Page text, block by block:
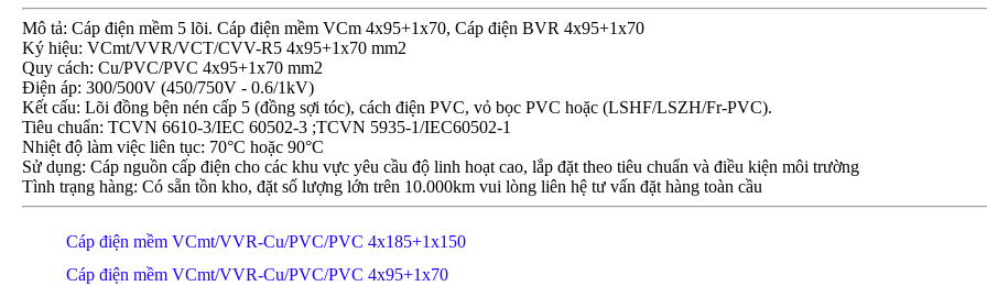
Mô tả: Cáp điện mềm 5 lõi. Cáp điện mềm VCm 4x95+1x70, Cáp điện BVR 4x95+1x70
Ký hiệu: VCmt/VVR/VCT/CVV-R5 4x95+1x70 mm2
Quy cách: Cu/PVC/PVC 4x95+1x70 mm2
Điện áp: 300/500V (450/750V - 0.6/1kV)
Kết cấu: Lõi đồng bện nén cấp 5 (đồng sợi tóc), cách điện PVC, vỏ bọc PVC hoặc (LSHF/LSZH/Fr-PVC).
Tiêu chuẩn: TCVN 6610-3/IEC 60502-3 ;TCVN 5935-1/IEC60502-1
Nhiệt độ làm việc liên tục: 70°C hoặc 90°C
Sử dụng: Cáp nguồn cấp điện cho các khu vực yêu cầu độ linh hoạt cao, lắp đặt theo tiêu chuẩn và điều kiện môi trường
Tình trạng hàng: Có sẵn tồn kho, đặt số lượng lớn trên 10.000km vui lòng liên hệ tư vấn đặt hàng toàn cầu
Cáp điện mềm VCmt/VVR-Cu/PVC/PVC 4x185+1x150
Cáp điện mềm VCmt/VVR-Cu/PVC/PVC 4x95+1x70